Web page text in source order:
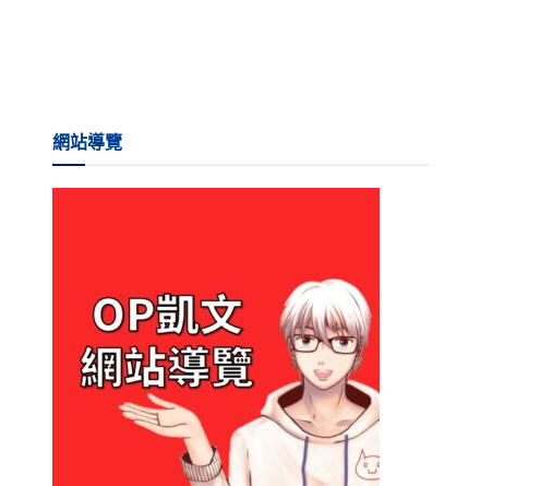
網站導覽